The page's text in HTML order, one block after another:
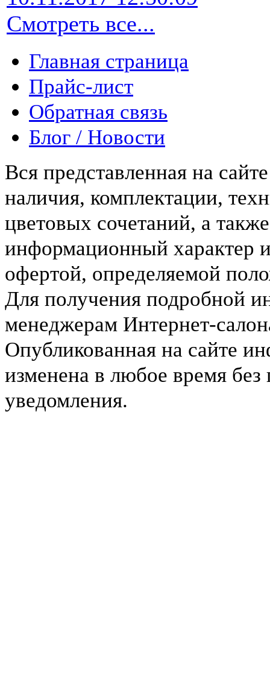
Смотреть все...
Главная страница
Прайс-лист
Обратная связь
Блог / Новости
Вся представленная на
наличия, комплектации,
цветовых сочетаний, а
информационный характер
офертой, определяемой
Для получения подробной
менеджерам Интернет-
Опубликованная на сайте
изменена в любое время без
уведомления.